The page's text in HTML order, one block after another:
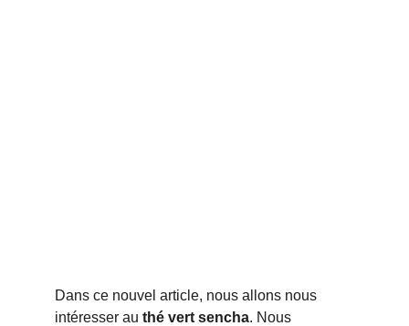
Dans ce nouvel article, nous allons nous
intéresser au thé vert sencha. Nous